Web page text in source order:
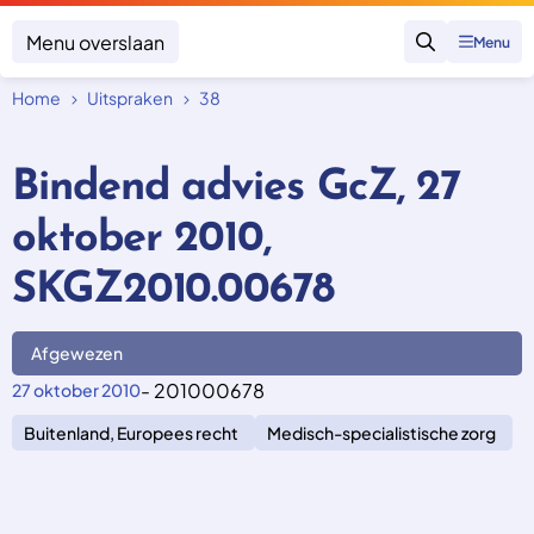
Menu overslaan
Zoeken
Menu
Onderwerpen
Zorgverzekering afsluiten
Vergoeding van zorg
Zorg in het buitenland
Geen zorgverzekering
Focus en impact
Uitspraken
Over SKGZ
Nieuws
Home Uitspraken 38
Bindend advies GcZ, 27
oktober 2010,
SKGZ2010.00678
Afgewezen
27 oktober 2010- 201000678
Buitenland, Europees recht Medisch-specialistische zorg